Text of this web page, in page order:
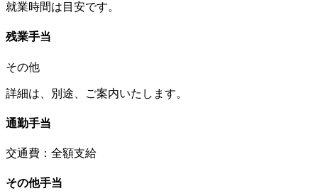
就業時間は目安です。
残業手当
その他
詳細は、別途、ご案内いたします。
通勤手当
交通費：全額支給
その他手当